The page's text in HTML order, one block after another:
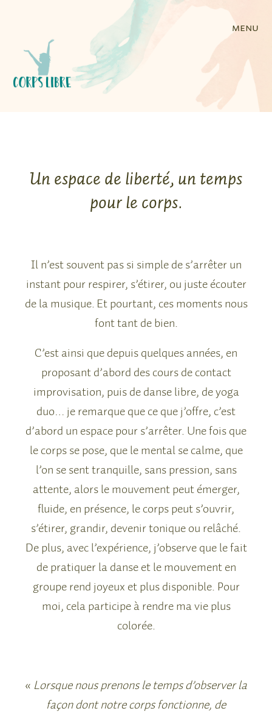
menu
Un espace de liberté, un temps
pour le corps.
Il n’est souvent pas si simple de s’arrêter un
instant pour respirer, s’étirer, ou juste écouter
de la musique. Et pourtant, ces moments nous
font tant de bien.
C’est ainsi que depuis quelques années, en
proposant d’abord des cours de contact
improvisation, puis de danse libre, de yoga
duo… je remarque que ce que j’offre, c’est
d’abord un espace pour s’arrêter. Une fois que
le corps se pose, que le mental se calme, que
l’on se sent tranquille, sans pression, sans
attente, alors le mouvement peut émerger,
fluide, en présence, le corps peut s’ouvrir,
s’étirer, grandir, devenir tonique ou relâché.
De plus, avec l’expérience, j’observe que le fait
de pratiquer la danse et le mouvement en
groupe rend joyeux et plus disponible. Pour
moi, cela participe à rendre ma vie plus
colorée.
« Lorsque nous prenons le temps d’observer la
façon dont notre corps fonctionne, de